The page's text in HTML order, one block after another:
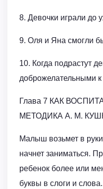
8. Девочки играли до
9. Оля и Яна смогли
10. Когда подрастут
доброжелательными
Глава 7 КАК
МЕТОДИКА А. М.
Малыш возьмет в руки
начнет заниматься.
ребенок более или
буквы в слоги и